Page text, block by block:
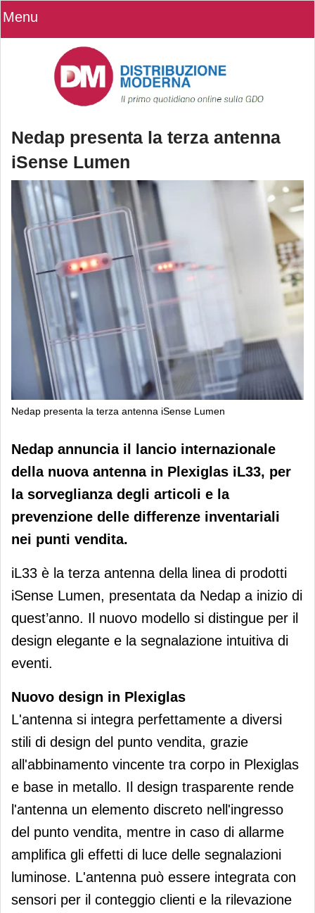
Menu
Nedap presenta la terza antenna
iSense Lumen
Nedap presenta la terza antenna iSense Lumen
Nedap presenta la terza antenna
iSense Lumen
Nedap annuncia il lancio internazionale
della nuova antenna in Plexiglas iL33, per
la sorveglianza degli articoli e la
prevenzione delle differenze inventariali
nei punti vendita.
iL33 è la terza antenna della linea di prodotti
iSense Lumen, presentata da Nedap a inizio di
quest’anno. Il nuovo modello si distingue per il
design elegante e la segnalazione intuitiva di
eventi.
Nuovo design in Plexiglas
L'antenna si integra perfettamente a diversi
stili di design del punto vendita, grazie
all'abbinamento vincente tra corpo in Plexiglas
e base in metallo. Il design trasparente rende
l'antenna un elemento discreto nell'ingresso
del punto vendita, mentre in caso di allarme
amplifica gli effetti di luce delle segnalazioni
luminose. L'antenna può essere integrata con
sensori per il conteggio clienti e la rilevazione